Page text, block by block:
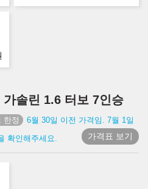
솔린 1.6 터보 7인승
6월 30일 이전 가격임. 7월 1일
확인해주세요.
가격표 보기